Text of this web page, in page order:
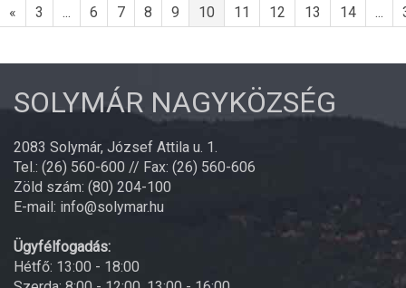
« 3 ... 6 7 8 9 10 11 12 13 14 ...
SOLYMÁR NAGYKÖZSÉG
2083 Solymár, József Attila u. 1.
Tel.: (26) 560-600 // Fax: (26) 560-606
Zöld szám: (80) 204-100
E-mail: info@solymar.hu
Ügyfélfogadás:
Hétfő: 13:00 - 18:00